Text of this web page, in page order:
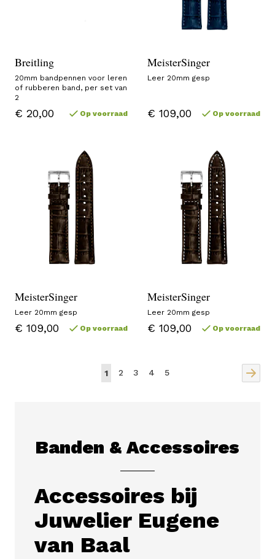
Breitling
20mm bandpennen voor leren
of rubberen band, per set van
2
€ 20,00 Op voorraad
MeisterSinger
Leer 20mm gesp
€ 109,00 Op voorraad
MeisterSinger
Leer 20mm gesp
€ 109,00 Op voorraad
MeisterSinger
Leer 20mm gesp
€ 109,00 Op voorraad
U lees momenteel pagina
1 Pagina
2 Pagina
3 Pagina
4 Pagina
5
Banden & Accessoires
Accessoires bij
Juwelier Eugene
van Baal